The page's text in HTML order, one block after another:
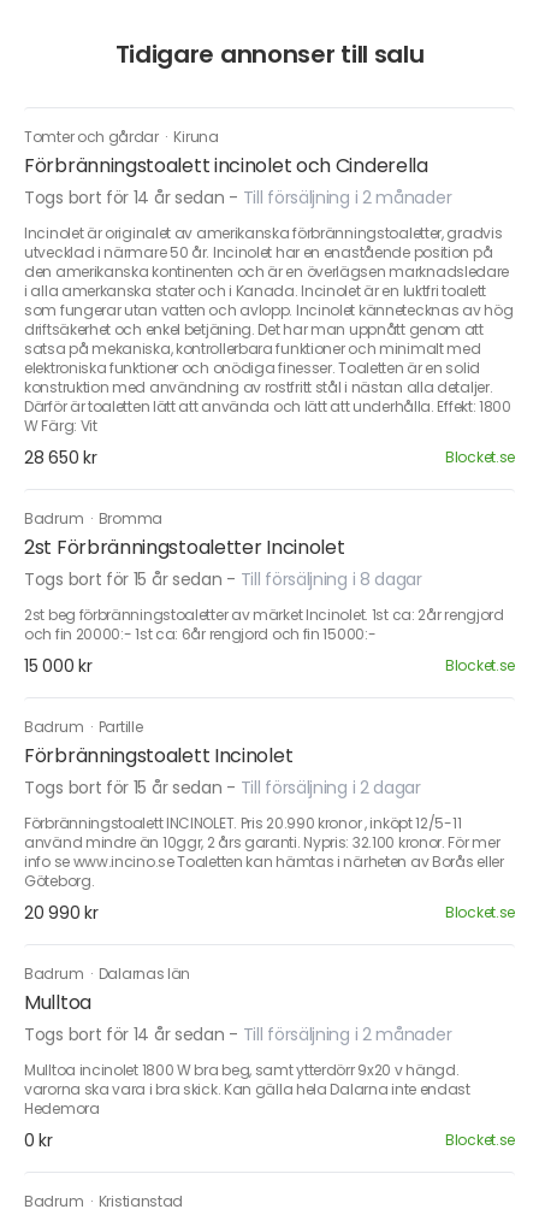
Tidigare annonser till salu
Tomter och gårdar · Kiruna
Förbränningstoalett incinolet och Cinderella
Togs bort för 14 år sedan - Till försäljning i 2 månader
Incinolet är originalet av amerikanska förbränningstoaletter, gradvis
utvecklad i närmare 50 år. Incinolet har en enastående position på
den amerikanska kontinenten och är en överlägsen marknadsledare
i alla amerkanska stater och i Kanada. Incinolet är en luktfri toalett
som fungerar utan vatten och avlopp. Incinolet kännetecknas av hög
driftsäkerhet och enkel betjäning. Det har man uppnått genom att
satsa på mekaniska, kontrollerbara funktioner och minimalt med
elektroniska funktioner och onödiga finesser. Toaletten är en solid
konstruktion med användning av rostfritt stål i nästan alla detaljer.
Därför är toaletten lätt att använda och lätt att underhålla. Effekt: 1800
W Färg: Vit
28 650 kr Blocket.se
Badrum · Bromma
2st Förbränningstoaletter Incinolet
Togs bort för 15 år sedan - Till försäljning i 8 dagar
2st beg förbränningstoaletter av märket Incinolet. 1st ca: 2år rengjord
och fin 20000:- 1st ca: 6år rengjord och fin 15000:-
15 000 kr Blocket.se
Badrum · Partille
Förbränningstoalett Incinolet
Togs bort för 15 år sedan - Till försäljning i 2 dagar
Förbränningstoalett INCINOLET. Pris 20.990 kronor , inköpt 12/5-11
använd mindre än 10ggr, 2 års garanti. Nypris: 32.100 kronor. För mer
info se www.incino.se Toaletten kan hämtas i närheten av Borås eller
Göteborg.
20 990 kr Blocket.se
Badrum · Dalarnas län
Mulltoa
Togs bort för 14 år sedan - Till försäljning i 2 månader
Mulltoa incinolet 1800 W bra beg, samt ytterdörr 9x20 v hängd.
varorna ska vara i bra skick. Kan gälla hela Dalarna inte endast
Hedemora
0 kr Blocket.se
Badrum · Kristianstad